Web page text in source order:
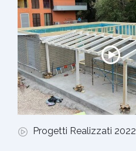
Progetti Realizzati 2022